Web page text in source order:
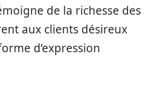
de la richesse des
aux clients désireux
d’expression